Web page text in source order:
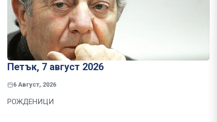
Петък, 7 август 2026
6 Август, 2026
РОЖДЕНИЦИ